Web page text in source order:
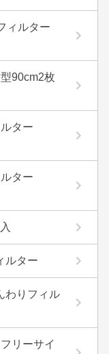
ィルター
90cm2枚
ター
ター
ルター
わりフィル
リーサイ